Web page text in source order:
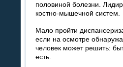
половиной болезни.
костно-мышечной систем.
Мало пройти
если на осмотре
человек может решить:
есть.